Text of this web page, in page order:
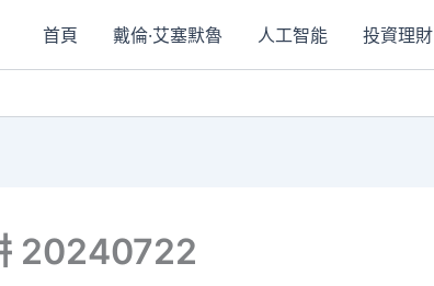
首頁 戴倫·艾塞默魯 人工智能 投資理財
20240722